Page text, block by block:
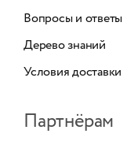
Вопросы и ответы
Дерево знаний
Условия доставки
Партнёрам